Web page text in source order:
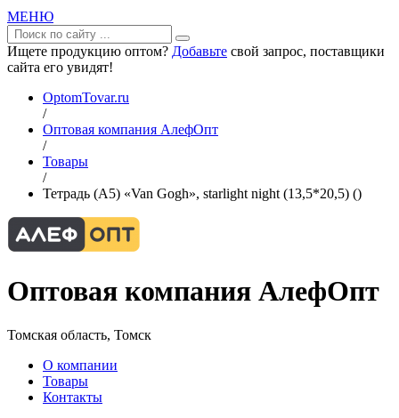
МЕНЮ
Ищете продукцию оптом? Добавьте свой запрос, поставщики
сайта его увидят!
OptomTovar.ru
/
Оптовая компания АлефОпт
/
Товары
/
Тетрадь (A5) «Van Gogh», starlight night (13,5*20,5) ()
Оптовая компания АлефОпт
Томская область, Томск
О компании
Товары
Контакты